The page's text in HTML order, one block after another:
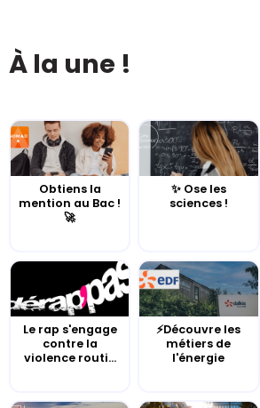
À la une !
Obtiens la
mention au Bac !
🚀
✨ Ose les
sciences !
Le rap s'engage
contre la
violence routi...
⚡Découvre les
métiers de
l'énergie